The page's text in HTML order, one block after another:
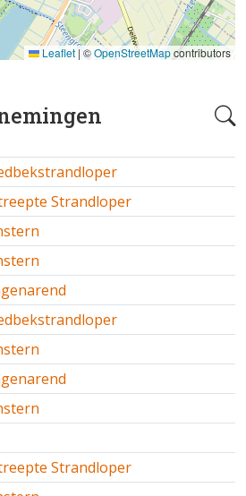
Strandloper
Strandloper
Leaflet |©OpenStreetMapcontributors